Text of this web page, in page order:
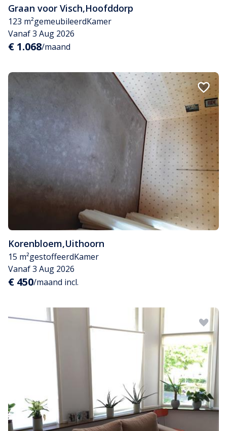
Graan voor Visch,Hoofddorp
123 m²gemeubileerdKamer
Vanaf 3 Aug 2026
€ 1.068/maand
Korenbloem,Uithoorn
15 m²gestoffeerdKamer
Vanaf 3 Aug 2026
€ 450/maand incl.